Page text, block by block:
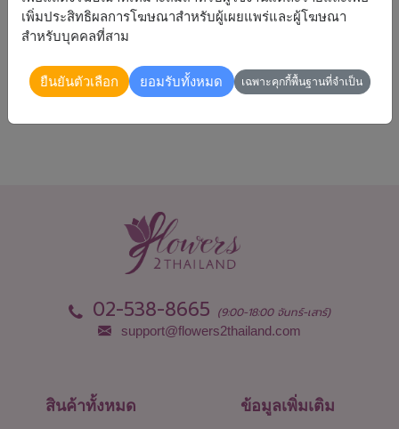
ทั่วประเทศ
02-538-8665 (9:00-18:00 จันทร์-เสาร์)
support@flowers2thailand.com
สินค้าทั้งหมด ข้อมูลเพิ่มเติม
เพิ่มประสิทธิผลการโฆษณาสำหรับผู้เผยแพร่และผู้โฆษณา
สำหรับบุคคลที่สาม
ยืนยันตัวเลือก ยอมรับทั้งหมด เฉพาะคุกกี้พื้นฐานที่จำเป็น